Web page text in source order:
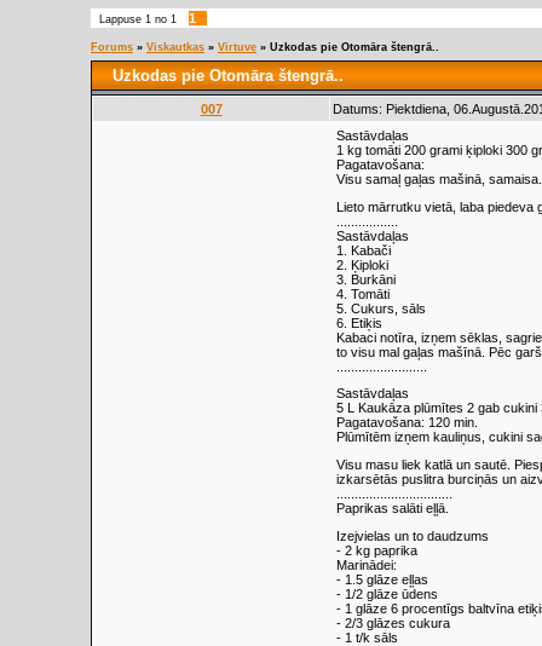
Lappuse 1 no 1 1
Forums » Viskautkas » Virtuve » Uzkodas pie Otomāra štengrā..
Uzkodas pie Otomāra štengrā..
007
Datums: Piektdiena,
Sastāvdaļas
1 kg tomāti 200 grami ķiploki 300
Pagatavošana:
Visu samaļ gaļas mašinā,
Lieto mārrutku vietā, laba piedeva
Sastāvdaļas
1. Kabači
2. Ķiploki
3. Burkāni
4. Tomāti
5. Cukurs, sāls
6. Etiķis
Kabaci notīra, izņem sēklas,
to visu mal gaļas mašīnā. Pēc
Sastāvdaļas
5 L Kaukāza plūmītes 2 gab
Pagatavošana: 120 min.
Plūmītēm izņem kauliņus, cukini
Visu masu liek katlā un sautē.
izkarsētās puslitra burciņās un
Paprikas salāti eļļā.
Izejvielas un to daudzums
- 2 kg paprika
Marinādei:
- 1.5 glāze eļļas
- 1/2 glāze ūdens
- 1 glāze 6 procentīgs baltvīna
- 2/3 glāzes cukura
- 1 t/k sāls